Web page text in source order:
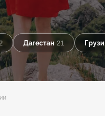
Дагестан 21